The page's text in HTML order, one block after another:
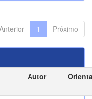
Anterior 1 Próximo
Autor